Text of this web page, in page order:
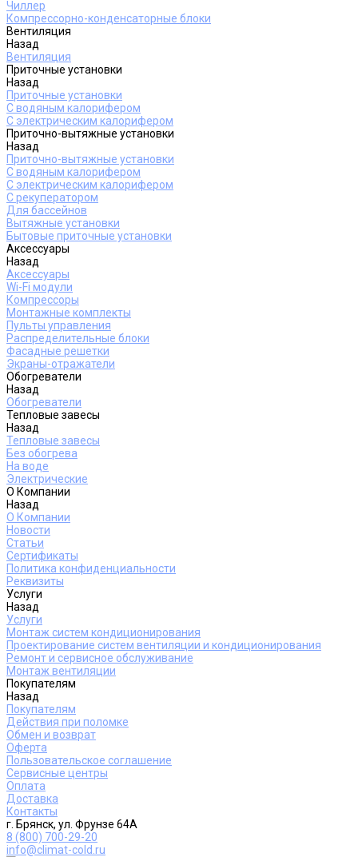
Чиллер
Компрессорно-конденсаторные блоки
Вентиляция
Назад
Вентиляция
Приточные установки
Назад
Приточные установки
С водяным калорифером
С электрическим калорифером
Приточно-вытяжные установки
Назад
Приточно-вытяжные установки
С водяным калорифером
С электрическим калорифером
С рекуператором
Для бассейнов
Вытяжные установки
Бытовые приточные установки
Аксессуары
Назад
Аксессуары
Wi-Fi модули
Компрессоры
Монтажные комплекты
Пульты управления
Распределительные блоки
Фасадные решетки
Экраны-отражатели
Обогреватели
Назад
Обогреватели
Тепловые завесы
Назад
Тепловые завесы
Без обогрева
На воде
Электрические
О Компании
Назад
О Компании
Новости
Статьи
Сертификаты
Политика конфиденциальности
Реквизиты
Услуги
Назад
Услуги
Монтаж систем кондиционирования
Проектирование систем вентиляции и кондиционирования
Ремонт и сервисное обслуживание
Монтаж вентиляции
Покупателям
Назад
Покупателям
Действия при поломке
Обмен и возврат
Оферта
Пользовательское соглашение
Сервисные центры
Оплата
Доставка
Контакты
г. Брянск, ул. Фрунзе 64А
8 (800) 700-29-20
info@climat-cold.ru